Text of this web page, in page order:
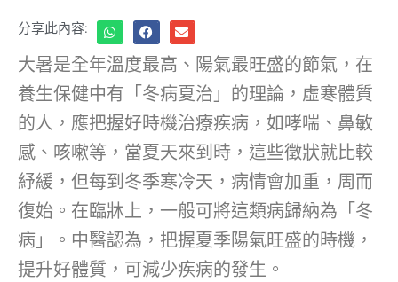
分享此內容:
大暑是全年溫度最高、陽氣最旺盛的節氣，在
養生保健中有「冬病夏治」的理論，虛寒體質
的人，應把握好時機治療疾病，如哮喘、鼻敏
感、咳嗽等，當夏天來到時，這些徵狀就比較
紓緩，但每到冬季寒冷天，病情會加重，周而
復始。在臨牀上，一般可將這類病歸納為「冬
病」。中醫認為，把握夏季陽氣旺盛的時機，
提升好體質，可減少疾病的發生。